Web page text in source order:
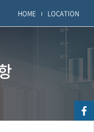
HOME LOCATION